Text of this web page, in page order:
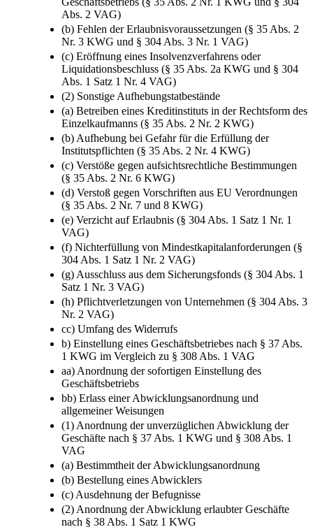
(a) Sechsmonatige Nichtausübung des
Geschäftsbetriebs (§ 35 Abs. 2 Nr. 1 KWG und § 304
Abs. 2 VAG)
(b) Fehlen der Erlaubnisvoraussetzungen (§ 35 Abs. 2
Nr. 3 KWG und § 304 Abs. 3 Nr. 1 VAG)
(c) Eröffnung eines Insolvenzverfahrens oder
Liquidationsbeschluss (§ 35 Abs. 2a KWG und § 304
Abs. 1 Satz 1 Nr. 4 VAG)
(2) Sonstige Aufhebungstatbestände
(a) Betreiben eines Kreditinstituts in der Rechtsform des
Einzelkaufmanns (§ 35 Abs. 2 Nr. 2 KWG)
(b) Aufhebung bei Gefahr für die Erfüllung der
Institutspflichten (§ 35 Abs. 2 Nr. 4 KWG)
(c) Verstöße gegen aufsichtsrechtliche Bestimmungen
(§ 35 Abs. 2 Nr. 6 KWG)
(d) Verstoß gegen Vorschriften aus EU Verordnungen
(§ 35 Abs. 2 Nr. 7 und 8 KWG)
(e) Verzicht auf Erlaubnis (§ 304 Abs. 1 Satz 1 Nr. 1
VAG)
(f) Nichterfüllung von Mindestkapitalanforderungen (§
304 Abs. 1 Satz 1 Nr. 2 VAG)
(g) Ausschluss aus dem Sicherungsfonds (§ 304 Abs. 1
Satz 1 Nr. 3 VAG)
(h) Pflichtverletzungen von Unternehmen (§ 304 Abs. 3
Nr. 2 VAG)
cc) Umfang des Widerrufs
b) Einstellung eines Geschäftsbetriebes nach § 37 Abs.
1 KWG im Vergleich zu § 308 Abs. 1 VAG
aa) Anordnung der sofortigen Einstellung des
Geschäftsbetriebs
bb) Erlass einer Abwicklungsanordnung und
allgemeiner Weisungen
(1) Anordnung der unverzüglichen Abwicklung der
Geschäfte nach § 37 Abs. 1 KWG und § 308 Abs. 1
VAG
(a) Bestimmtheit der Abwicklungsanordnung
(b) Bestellung eines Abwicklers
(c) Ausdehnung der Befugnisse